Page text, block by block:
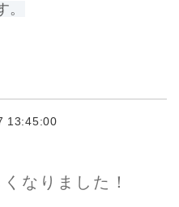
13:45:00
なりました！